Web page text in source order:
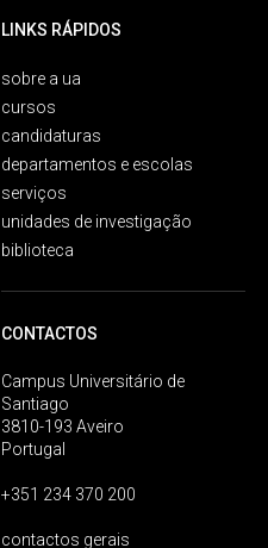
LINKS RÁPIDOS
sobre a ua
cursos
candidaturas
departamentos e escolas
serviços
unidades de investigação
biblioteca
CONTACTOS
Campus Universitário de
Santiago
3810-193 Aveiro
Portugal
+351 234 370 200
contactos gerais